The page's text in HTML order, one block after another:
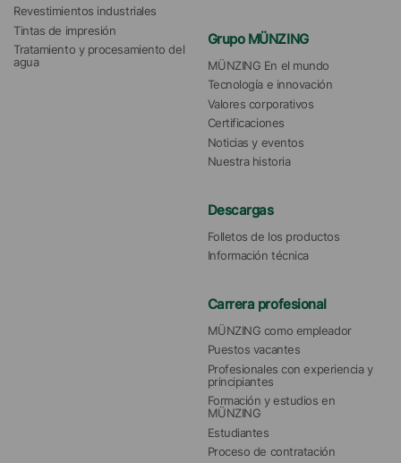
Revestimientos industriales
Tintas de impresión
Tratamiento y procesamiento del
agua
Grupo MÜNZING
MÜNZING En el mundo
Tecnología e innovación
Valores corporativos
Certificaciones
Noticias y eventos
Nuestra historia
Descargas
Folletos de los productos
Información técnica
Carrera profesional
MÜNZING como empleador
Puestos vacantes
Profesionales con experiencia y
principiantes
Formación y estudios en
MÜNZING
Estudiantes
Proceso de contratación